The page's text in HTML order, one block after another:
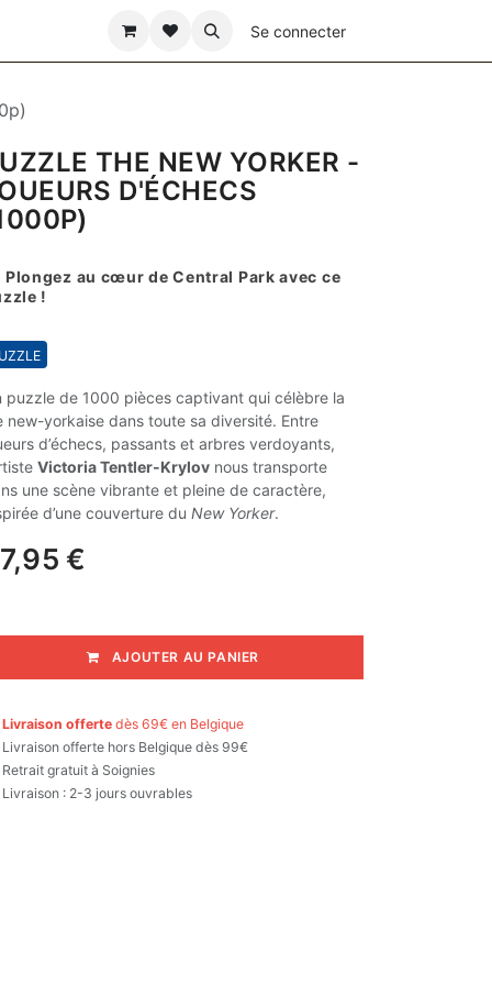
Se connecter
THE NEW YORKER -
D'ÉCHECS
Plongez au cœur de Central Park avec ce
!
puzzle de 1000 pièces captivant qui célèbre la
new-yorkaise dans toute sa diversité. Entre
d’échecs, passants et arbres verdoyants,
Victoria Tentler-Krylovnous transporte
une scène vibrante et pleine de caractère,
d’une couverture du New Yorker.
€
AJOUTER AU PANIER
Livraison offerte dès 69€ en Belgique
Livraison offerte hors Belgique dès 99€
gratuit à Soignies
: 2-3 jours ouvrables